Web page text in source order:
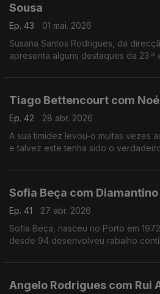
Sousa
Ep. 43
01 mai. 2026
Susana Santos Rodrigues, da
apresenta alguns destaques da
Tiago Bettencourt com
Ep. 42
28 abr. 2026
A sua timidez levou-o muitas vezes
e talvez este tenha sido o
Sofia Beça com
Ep. 41
27 abr. 2026
Sofia Beça, nasceu no Porto em
desde 94 desenvolveu rabalho
Angelo Rodrigues com Rui